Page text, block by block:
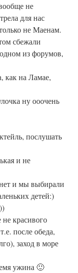
не
для нас
не Маенам.
сбежали
из форумов,
как на Ламае,
ну ооочень
послушать
и не
и мы выбирали
детей:)
красивого
после обеда,
заход в море
ужина 🙂